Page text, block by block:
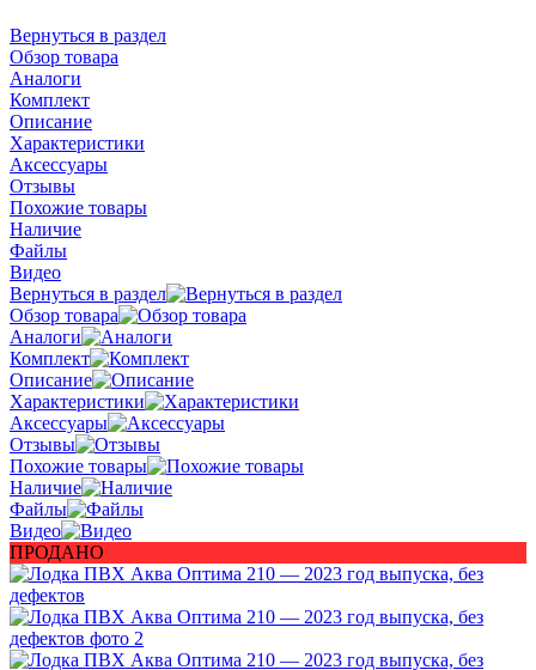
Вернуться в раздел
Обзор товара
Аналоги
Комплект
Описание
Характеристики
Аксессуары
Отзывы
Похожие товары
Наличие
Файлы
Видео
Вернуться в раздел
Обзор товара
Аналоги
Комплект
Описание
Характеристики
Аксессуары
Отзывы
Похожие товары
Наличие
Файлы
Видео
ПРОДАНО